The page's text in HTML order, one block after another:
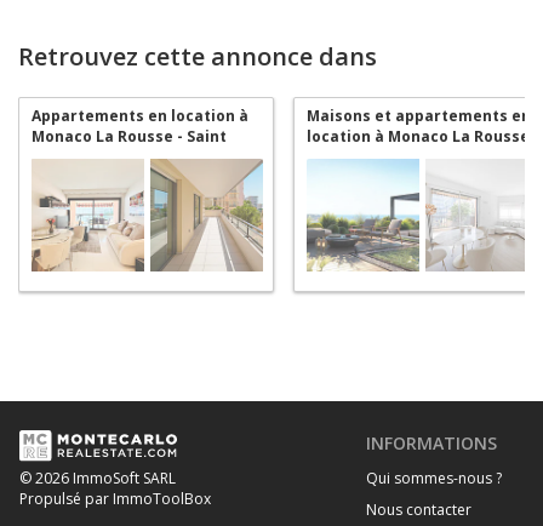
Retrouvez cette annonce dans
Appartements en location à
Monaco La Rousse - Saint
Roman
Maisons et appartements en
location à Monaco La Rousse
- Saint Roman
© 2026 ImmoSoft SARL
Propulsé par ImmoToolBox
INFORMATIONS
Qui sommes-nous ?
Nous contacter